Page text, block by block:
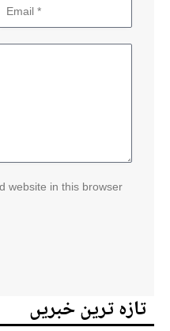
website in this browser
تازہ ترین خبریں